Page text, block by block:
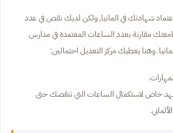
شهادتك في المانيا, ولكن لديك نقص في عدد
مقارنة بعدد الساعات المعتمدة في مدارس
وهنا يعطيك مركز التعديل احتمالين:
خاص لاستكمال الساعات التي تنقصك حتى